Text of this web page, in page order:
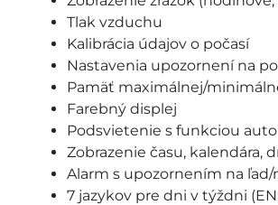
Tlak vzduchu
Kalibrácia údajov o počasí
Nastavenia upozornení na
Pamäť maximálnej/
Farebný displej
Podsvietenie s funkciou
Zobrazenie času, kalendára,
Alarm s upozornením na ľad/
7 jazykov pre dni v týždni (EN,